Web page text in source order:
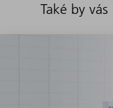
Také by